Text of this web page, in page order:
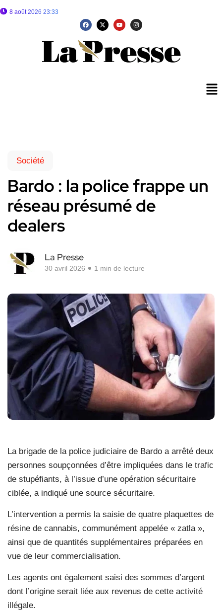
8 août 2026 23:33
Société
Bardo : la police frappe un
réseau présumé de
dealers
La Presse
30 avril 2026 1 min de lecture
La brigade de la police judiciaire de Bardo a arrêté deux
personnes soupçonnées d’être impliquées dans le trafic
de stupéfiants, à l’issue d’une opération sécuritaire
ciblée, a indiqué une source sécuritaire.
L’intervention a permis la saisie de quatre plaquettes de
résine de cannabis, communément appelée « zatla »,
ainsi que de quantités supplémentaires préparées en
vue de leur commercialisation.
Les agents ont également saisi des sommes d’argent
dont l’origine serait liée aux revenus de cette activité
illégale.